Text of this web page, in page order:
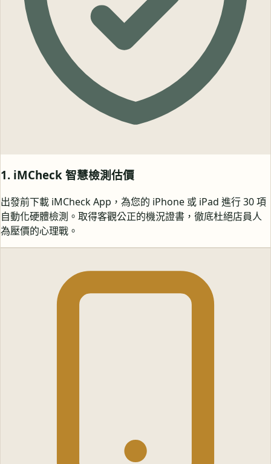
1. iMCheck 智慧檢測估價
出發前下載 iMCheck App，為您的 iPhone 或 iPad 進行 30 項
自動化硬體檢測。取得客觀公正的機況證書，徹底杜絕店員人
為壓價的心理戰。